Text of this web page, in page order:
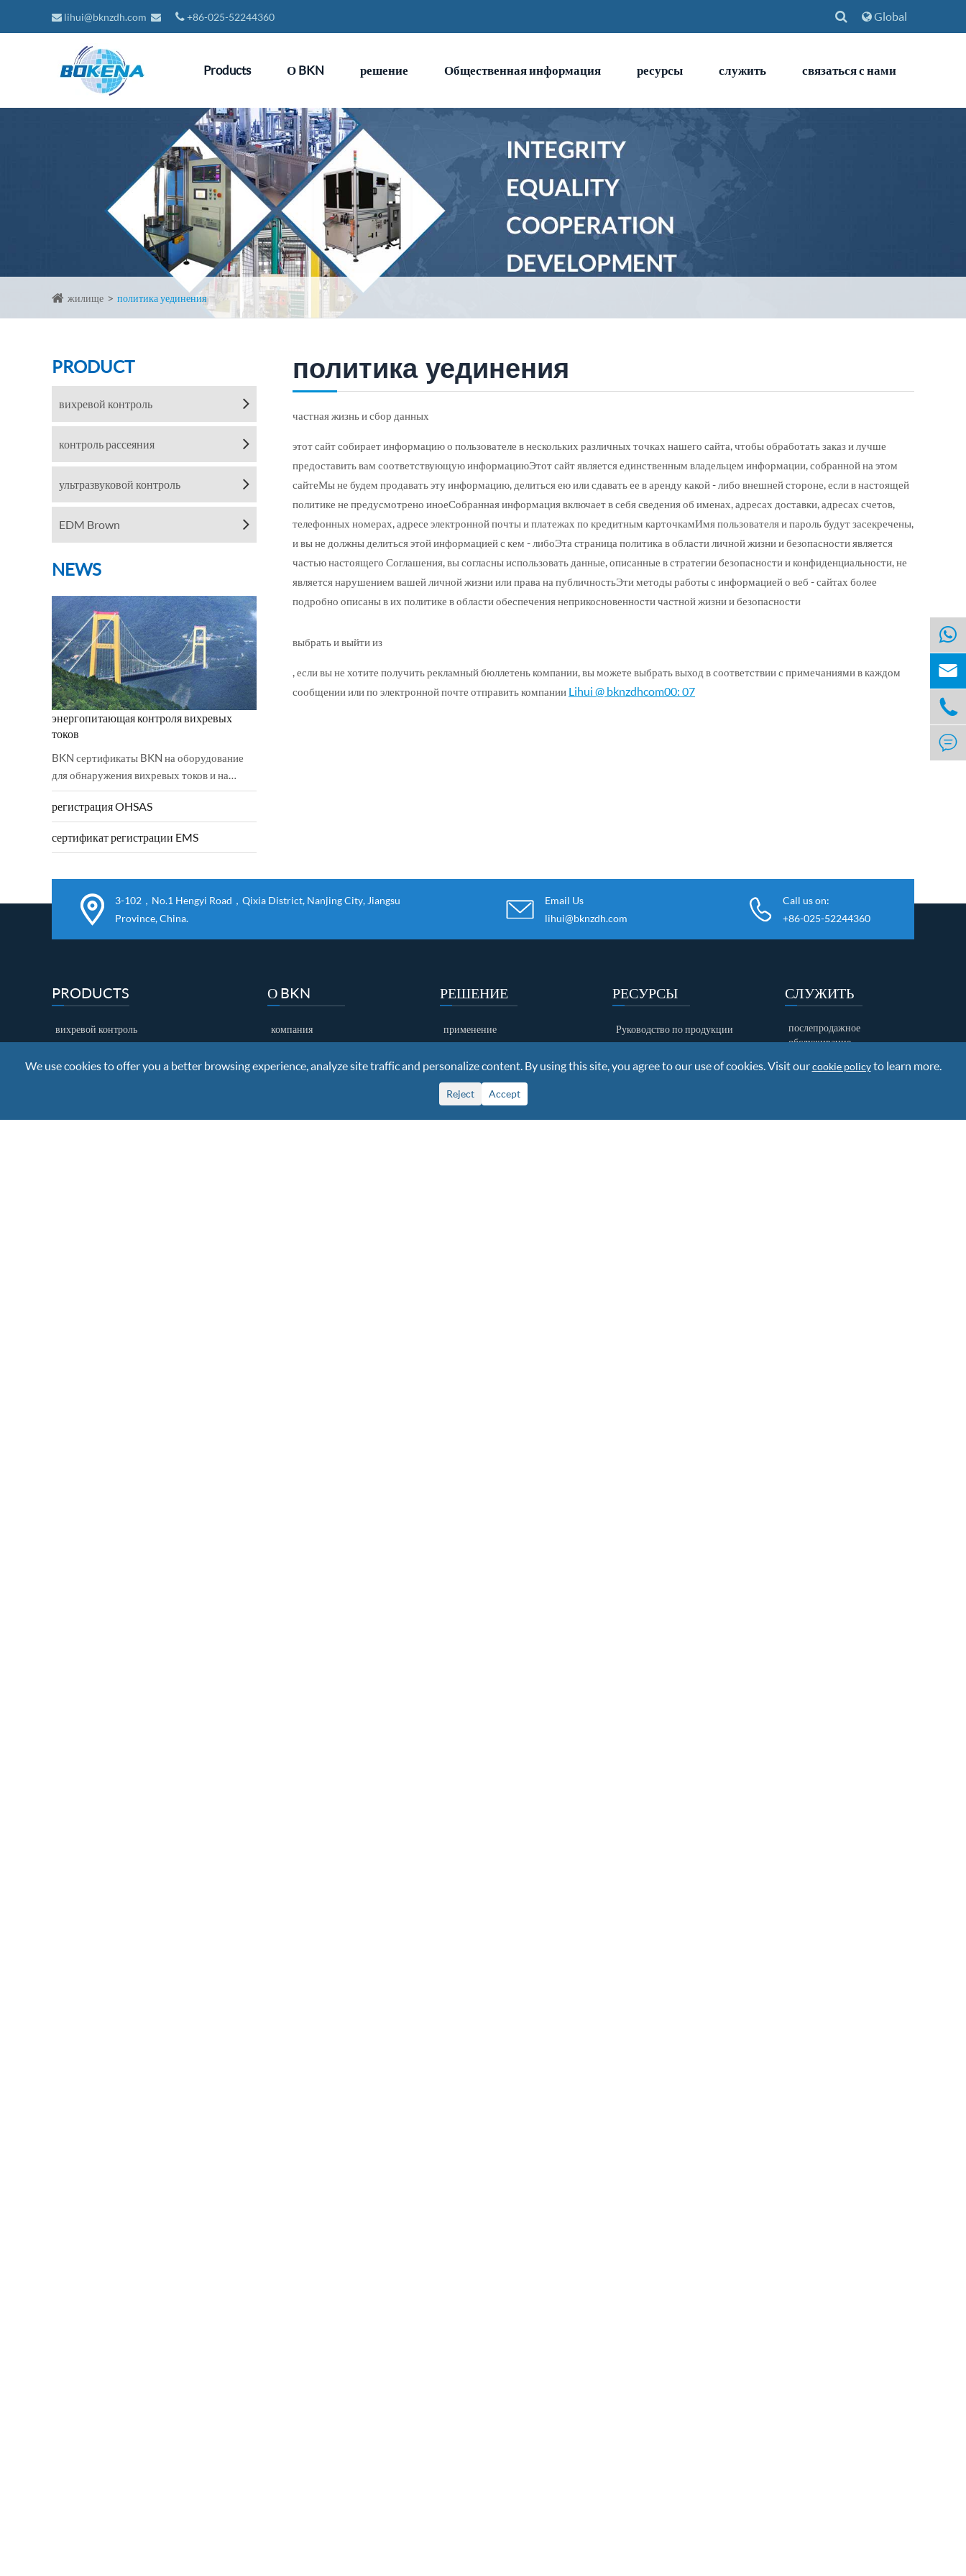
lihui@bknzdh.com +86-025-52244360 Global
Products О BKN решение Общественная информация ресурсы служить связаться с нами
жилище политика уединения
PRODUCT
вихревой контроль
контроль рассеяния
ультразвуковой контроль
EDM Brown
NEWS
энергопитающая контроля вихревых
токов
BKN сертификаты BKN на оборудование
для обнаружения вихревых токов и на
низковольтное направление были
соблюдены и успешно выполнены.2006 /
42 / EC механическая директива и 2...
регистрация OHSAS
сертификат регистрации EMS
политика уединения
частная жизнь и сбор данных
этот сайт собирает информацию о пользователе в нескольких различных точках нашего сайта, чтобы обработать заказ и лучше
предоставить вам соответствующую информациюЭтот сайт является единственным владельцем информации, собранной на этом
сайтеМы не будем продавать эту информацию, делиться ею или сдавать ее в аренду какой - либо внешней стороне, если в настоящей
политике не предусмотрено иноеСобранная информация включает в себя сведения об именах, адресах доставки, адресах счетов,
телефонных номерах, адресе электронной почты и платежах по кредитным карточкамИмя пользователя и пароль будут засекречены,
и вы не должны делиться этой информацией с кем - либоЭта страница политика в области личной жизни и безопасности является
частью настоящего Соглашения, вы согласны использовать данные, описанные в стратегии безопасности и конфиденциальности, не
является нарушением вашей личной жизни или права на публичностьЭти методы работы с информацией о веб - сайтах более
подробно описаны в их политике в области обеспечения неприкосновенности частной жизни и безопасности
выбрать и выйти из
, если вы не хотите получить рекламный бюллетень компании, вы можете выбрать выход в соответствии с примечаниями в каждом
сообщении или по электронной почте отправить компании Lihui @ bknzdhcom00: 07
3-102，No.1 Hengyi Road，Qixia District, Nanjing City, Jiangsu
Province, China.
Email Us
lihui@bknzdh.com
Call us on:
+86-025-52244360
PRODUCTS
вихревой контроль
ультразвуковой контроль
О BKN
компания
фабричная выставка
РЕШЕНИЕ
применение
РЕСУРСЫ
Руководство по продукции
видео
СЛУЖИТЬ
послепродажное
обслуживание
Исследования и разработки



We use cookies to offer you a better browsing experience, analyze site traffic and personalize content. By using this site, you agree to our use of cookies. Visit ourcookie policyto learn more.
Reject Accept